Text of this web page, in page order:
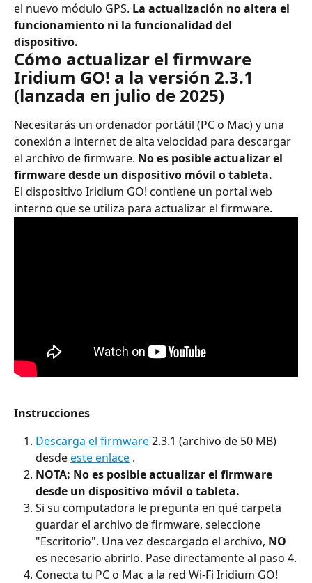
el nuevo módulo GPS. La actualización no altera el
funcionamiento ni la funcionalidad del
dispositivo.
Cómo actualizar el firmware
Iridium GO! a la versión 2.3.1
(lanzada en julio de 2025)
Necesitarás un ordenador portátil (PC o Mac) y una
conexión a internet de alta velocidad para descargar
el archivo de firmware. No es posible actualizar el
firmware desde un dispositivo móvil o tableta.
El dispositivo Iridium GO! contiene un portal web
interno que se utiliza para actualizar el firmware.
Instrucciones
Descarga el firmware 2.3.1 (archivo de 50 MB)
desde este enlace .
NOTA: No es posible actualizar el firmware
desde un dispositivo móvil o tableta.
Si su computadora le pregunta en qué carpeta
guardar el archivo de firmware, seleccione
"Escritorio". Una vez descargado el archivo, NO
es necesario abrirlo. Pase directamente al paso 4.
Conecta tu PC o Mac a la red Wi-Fi Iridium GO!